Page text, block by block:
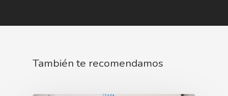
También te recomendamos